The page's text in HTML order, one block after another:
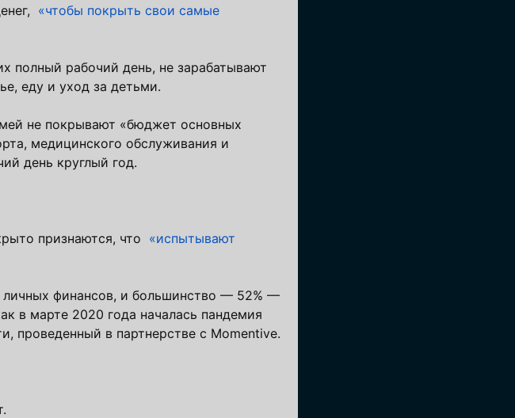
«чтобы покрыть свои самые
полный рабочий день, не зарабатывают
еду и уход за детьми.
не покрывают «бюджет основных
медицинского обслуживания и
день круглый год.
признаются, что «испытывают
личных финансов, и большинство — 52% —
в марте 2020 года началась пандемия
проведенный в партнерстве с Momentive.